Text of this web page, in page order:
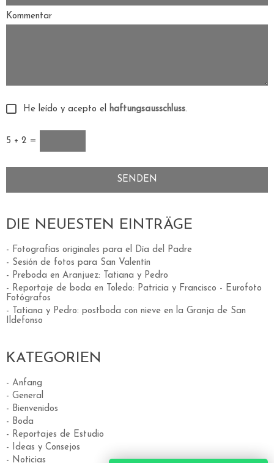
Kommentar
He leído y acepto el haftungsausschluss.
5 + 2 =
DIE NEUESTEN EINTRÄGE
- Fotografías originales para el Día del Padre
- Sesión de fotos para San Valentín
- Preboda en Aranjuez: Tatiana y Pedro
- Reportaje de boda en Toledo: Patricia y Francisco - Eurofoto
Fotógrafos
- Tatiana y Pedro: postboda con nieve en la Granja de San
Ildefonso
KATEGORIEN
- Anfang
- General
- Bienvenidos
- Boda
- Reportajes de Estudio
- Ideas y Consejos
- Noticias